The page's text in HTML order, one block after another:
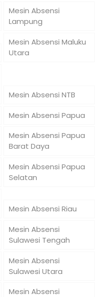
Mesin Absensi
Lampung
Mesin Absensi Maluku
Utara
Mesin Absensi NTB
Mesin Absensi Papua
Mesin Absensi Papua
Barat Daya
Mesin Absensi Papua
Selatan
Mesin Absensi Riau
Mesin Absensi
Sulawesi Tengah
Mesin Absensi
Sulawesi Utara
Mesin Absensi